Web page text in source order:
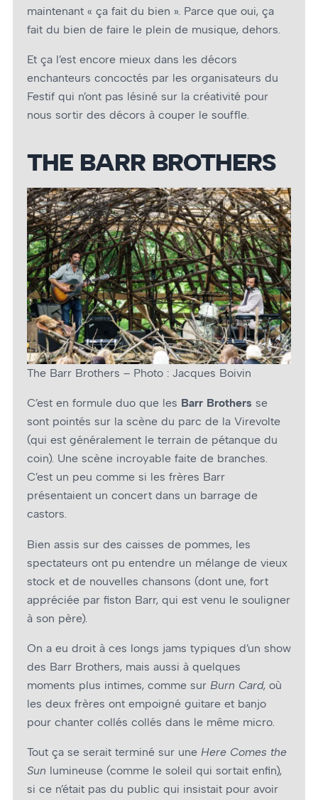
maintenant « ça fait du bien ». Parce que oui, ça
fait du bien de faire le plein de musique, dehors.
Et ça l’est encore mieux dans les décors
enchanteurs concoctés par les organisateurs du
Festif qui n’ont pas lésiné sur la créativité pour
nous sortir des décors à couper le souffle.
THE BARR BROTHERS
The Barr Brothers – Photo : Jacques Boivin
C’est en formule duo que les Barr Brothers se
sont pointés sur la scène du parc de la Virevolte
(qui est généralement le terrain de pétanque du
coin). Une scène incroyable faite de branches.
C’est un peu comme si les frères Barr
présentaient un concert dans un barrage de
castors.
Bien assis sur des caisses de pommes, les
spectateurs ont pu entendre un mélange de vieux
stock et de nouvelles chansons (dont une, fort
appréciée par fiston Barr, qui est venu le souligner
à son père).
On a eu droit à ces longs jams typiques d’un show
des Barr Brothers, mais aussi à quelques
moments plus intimes, comme sur Burn Card, où
les deux frères ont empoigné guitare et banjo
pour chanter collés collés dans le même micro.
Tout ça se serait terminé sur une Here Comes the
Sun lumineuse (comme le soleil qui sortait enfin),
si ce n’était pas du public qui insistait pour avoir